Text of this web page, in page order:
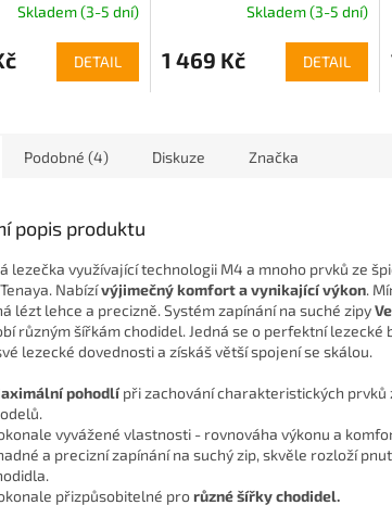
Skladem (3-5 dní)
DETAIL
Skladem (3-5 dní)
1 469 Kč DETAIL
Podobné (4) Diskuze Značka
popis produktu
lezečka využívající technologii M4 a mnoho prvků ze
Nabízívýjimečný komfort a vynikající výkon.
lézt lehce a precizně. Systém zapínání na suché zipy
různým šířkám chodidel. Jedná se o perfektní lezecké
lezecké dovednosti a získáš větší spojení se skálou.
pohodlípři zachování charakteristických prvků
vyvážené vlastnosti - rovnováha výkonu a
a precizní zapínání na suchý zip, skvěle rozloží
přizpůsobitelné prorůzné šířky chodidel.